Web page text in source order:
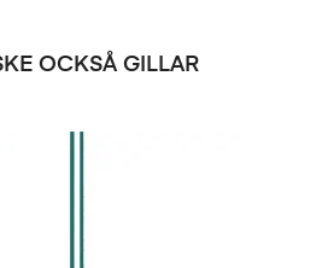
OCKSÅ GILLAR